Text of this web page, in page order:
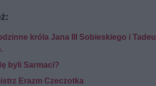
króla Jana III Sobieskiego i
byli Sarmaci?
Erazm Czeczotka